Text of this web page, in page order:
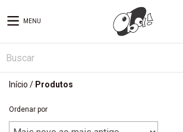
MENU
Início / Produtos
Ordenar por